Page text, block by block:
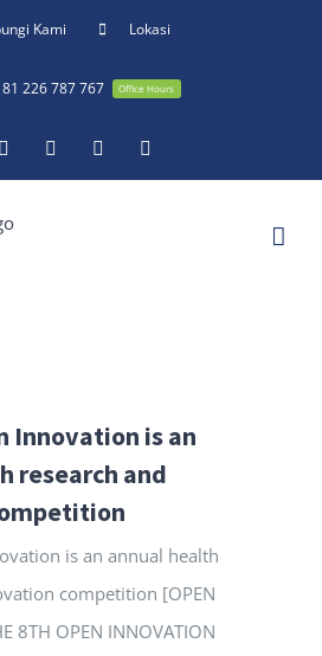
Kami Lokasi
226 787 767 Office Hours
Twitter YouTubeInstagram
Innovation is an
research and
is an annual health
competition [OPEN
8TH OPEN INNOVATION